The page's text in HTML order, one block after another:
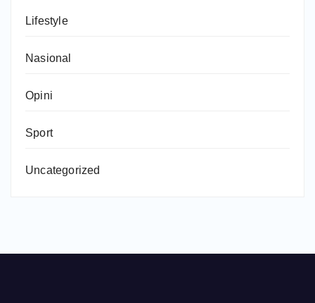
Lifestyle
Nasional
Opini
Sport
Uncategorized